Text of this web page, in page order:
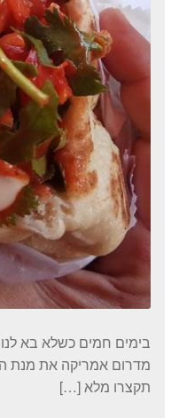
בימים חמים כשלא בא לנו
מדרום אמריקה את מנת
תקצרו מלא […]